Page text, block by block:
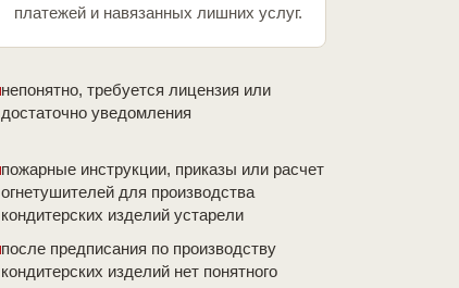
платежей и навязанных лишних услуг.
непонятно, требуется лицензия или
достаточно уведомления
пожарные инструкции, приказы или расчет
огнетушителей для производства
кондитерских изделий устарели
после предписания по производству
кондитерских изделий нет понятного